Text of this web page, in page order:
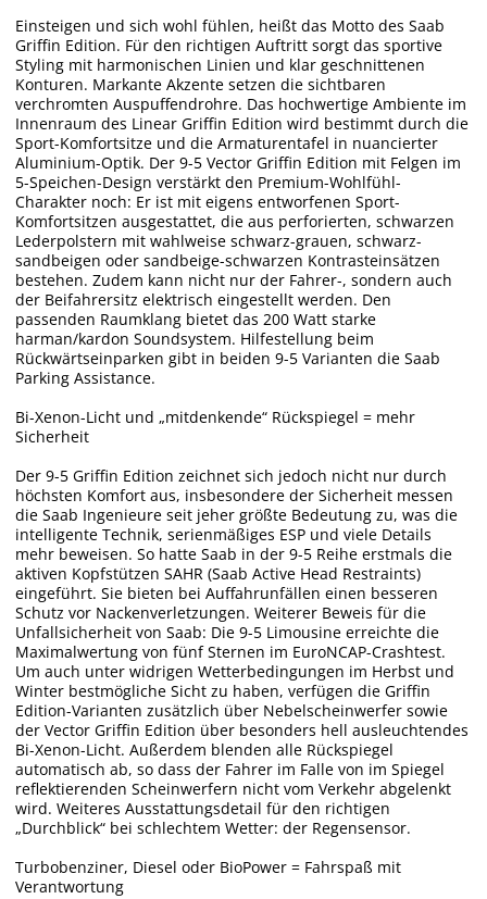
Einsteigen und sich wohl fühlen, heißt das Motto des Saab
Griffin Edition. Für den richtigen Auftritt sorgt das sportive
Styling mit harmonischen Linien und klar geschnittenen
Konturen. Markante Akzente setzen die sichtbaren
verchromten Auspuffendrohre. Das hochwertige Ambiente im
Innenraum des Linear Griffin Edition wird bestimmt durch die
Sport-Komfortsitze und die Armaturentafel in nuancierter
Aluminium-Optik. Der 9-5 Vector Griffin Edition mit Felgen im
5-Speichen-Design verstärkt den Premium-Wohlfühl-
Charakter noch: Er ist mit eigens entworfenen Sport-
Komfortsitzen ausgestattet, die aus perforierten, schwarzen
Lederpolstern mit wahlweise schwarz-grauen, schwarz-
sandbeigen oder sandbeige-schwarzen Kontrasteinsätzen
bestehen. Zudem kann nicht nur der Fahrer-, sondern auch
der Beifahrersitz elektrisch eingestellt werden. Den
passenden Raumklang bietet das 200 Watt starke
harman/kardon Soundsystem. Hilfestellung beim
Rückwärtseinparken gibt in beiden 9-5 Varianten die Saab
Parking Assistance.
Bi-Xenon-Licht und „mitdenkende“ Rückspiegel = mehr
Sicherheit
Der 9-5 Griffin Edition zeichnet sich jedoch nicht nur durch
höchsten Komfort aus, insbesondere der Sicherheit messen
die Saab Ingenieure seit jeher größte Bedeutung zu, was die
intelligente Technik, serienmäßiges ESP und viele Details
mehr beweisen. So hatte Saab in der 9-5 Reihe erstmals die
aktiven Kopfstützen SAHR (Saab Active Head Restraints)
eingeführt. Sie bieten bei Auffahrunfällen einen besseren
Schutz vor Nackenverletzungen. Weiterer Beweis für die
Unfallsicherheit von Saab: Die 9-5 Limousine erreichte die
Maximalwertung von fünf Sternen im EuroNCAP-Crashtest.
Um auch unter widrigen Wetterbedingungen im Herbst und
Winter bestmögliche Sicht zu haben, verfügen die Griffin
Edition-Varianten zusätzlich über Nebelscheinwerfer sowie
der Vector Griffin Edition über besonders hell ausleuchtendes
Bi-Xenon-Licht. Außerdem blenden alle Rückspiegel
automatisch ab, so dass der Fahrer im Falle von im Spiegel
reflektierenden Scheinwerfern nicht vom Verkehr abgelenkt
wird. Weiteres Ausstattungsdetail für den richtigen
„Durchblick“ bei schlechtem Wetter: der Regensensor.
Turbobenziner, Diesel oder BioPower = Fahrspaß mit
Verantwortung